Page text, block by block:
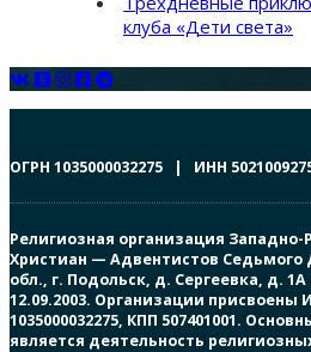
клуба «Дети света»
ОГРН 1035000032275 | ИНН
Религиозная организация
Христиан — Адвентистов Седьмого
обл., г. Подольск, д. Сергеевка, д.
12.09.2003. Организации присвоены
1035000032275, КПП 507401001.
является деятельность